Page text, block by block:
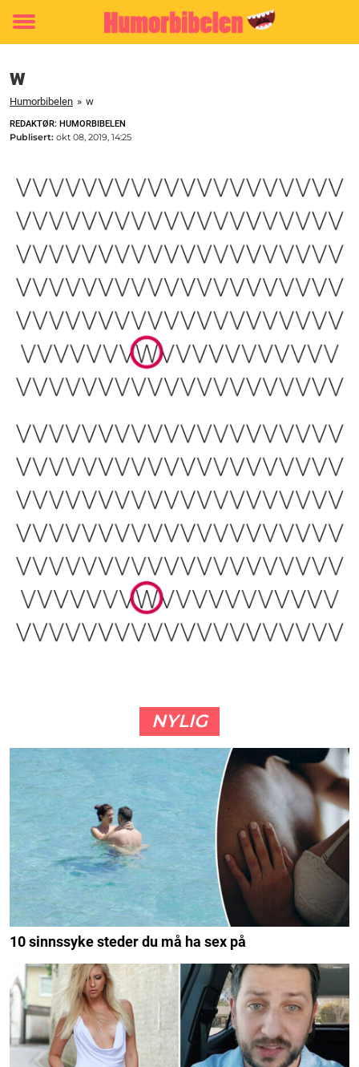
Toggle
w
Humorbibelen » w
REDAKTØR: HUMORBIBELEN
Publisert: okt 08, 2019, 14:25
NYLIG
10 sinnssyke steder du må ha sex på